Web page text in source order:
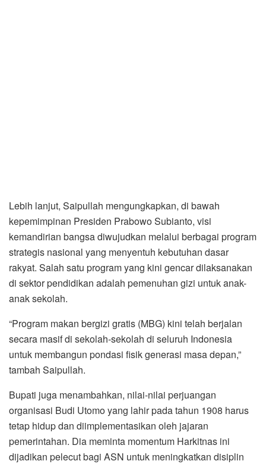
Lebih lanjut, Saipullah mengungkapkan, di bawah
kepemimpinan Presiden Prabowo Subianto, visi
kemandirian bangsa diwujudkan melalui berbagai program
strategis nasional yang menyentuh kebutuhan dasar
rakyat. Salah satu program yang kini gencar dilaksanakan
di sektor pendidikan adalah pemenuhan gizi untuk anak-
anak sekolah.
“Program makan bergizi gratis (MBG) kini telah berjalan
secara masif di sekolah-sekolah di seluruh Indonesia
untuk membangun pondasi fisik generasi masa depan,”
tambah Saipullah.
Bupati juga menambahkan, nilai-nilai perjuangan
organisasi Budi Utomo yang lahir pada tahun 1908 harus
tetap hidup dan diimplementasikan oleh jajaran
pemerintahan. Dia meminta momentum Harkitnas ini
dijadikan pelecut bagi ASN untuk meningkatkan disiplin